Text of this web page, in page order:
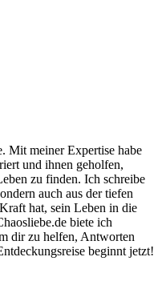
Mit meiner Expertise habe
und ihnen geholfen,
zu finden. Ich schreibe
auch aus der tiefen
hat, sein Leben in die
biete ich
dir zu helfen, Antworten
beginnt jetzt!